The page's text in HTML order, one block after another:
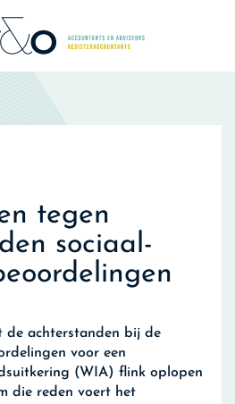
tegen
sociaal-
de achterstanden bij de
voor een
(WIA) flink oplopen
die reden voert het